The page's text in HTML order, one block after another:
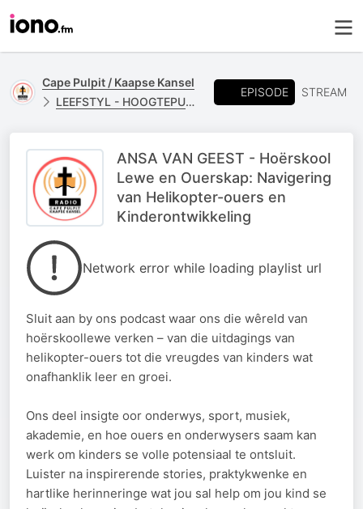
Cape Pulpit / Kaapse Kansel
LEEFSTYL - HOOGTEPUNTE
EPISODE STREAM
ANSA VAN GEEST - Hoërskool
Lewe en Ouerskap: Navigering
van Helikopter-ouers en
Kinderontwikkeling
Network error while loading playlist url
Sluit aan by ons podcast waar ons die wêreld van
hoërskoollewe verken – van die uitdagings van
helikopter-ouers tot die vreugdes van kinders wat
onafhanklik leer en groei.
Ons deel insigte oor onderwys, sport, musiek,
akademie, en hoe ouers en onderwysers saam kan
werk om kinders se volle potensiaal te ontsluit.
Luister na inspirerende stories, praktykwenke en
hartlike herinneringe wat jou sal help om jou kind se